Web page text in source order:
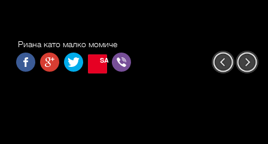
Риана като малко момиче
SAVE